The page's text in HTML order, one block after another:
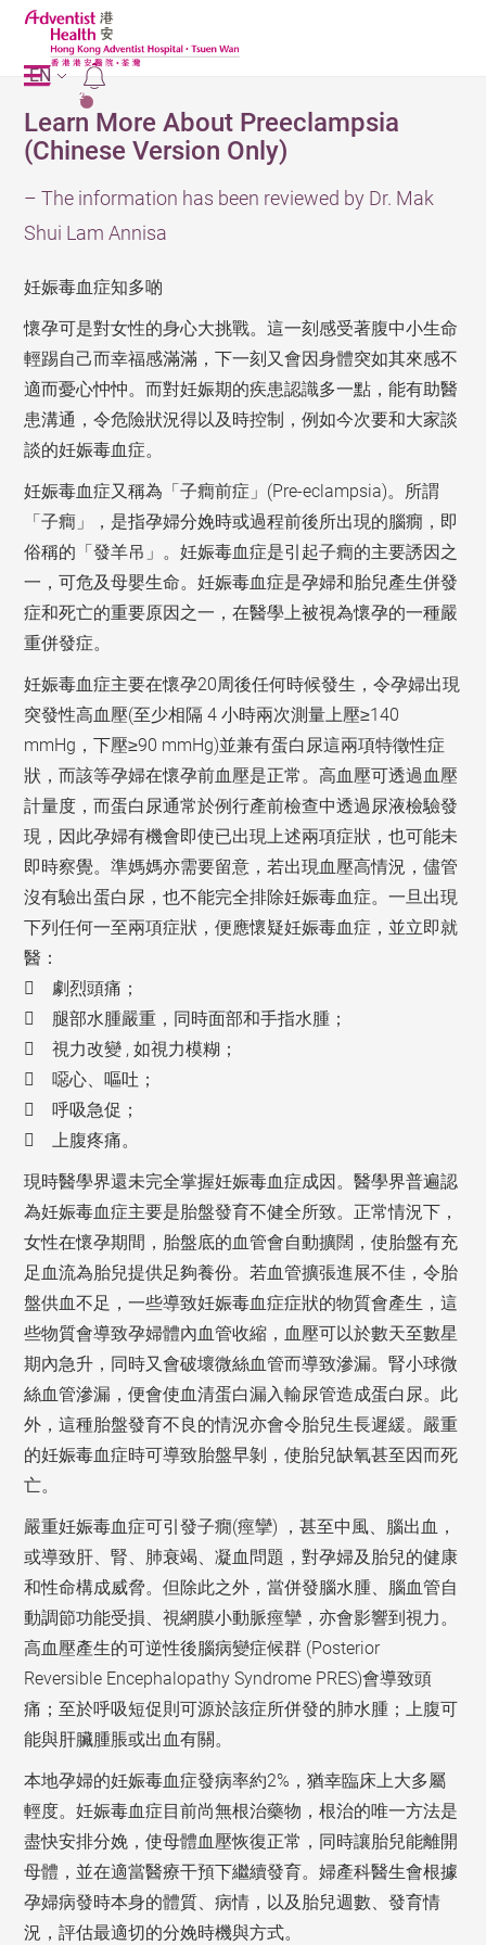
2
EN
Learn More About Preeclampsia
(Chinese Version Only)
– The information has been reviewed by Dr. Mak
Shui Lam Annisa
妊娠毒血症知多啲
懷孕可是對女性的身心大挑戰。這一刻感受著腹中小生命
輕踢自己而幸福感滿滿，下一刻又會因身體突如其來感不
適而憂心忡忡。而對妊娠期的疾患認識多一點，能有助醫
患溝通，令危險狀況得以及時控制，例如今次要和大家談
談的妊娠毒血症。
妊娠毒血症又稱為「子癎前症」(Pre-eclampsia)。所謂
「子癎」，是指孕婦分娩時或過程前後所出現的腦癇，即
俗稱的「發羊吊」。妊娠毒血症是引起子癎的主要誘因之
一，可危及母嬰生命。妊娠毒血症是孕婦和胎兒產生併發
症和死亡的重要原因之一，在醫學上被視為懷孕的一種嚴
重併發症。
妊娠毒血症主要在懷孕20周後任何時候發生，令孕婦出現
突發性高血壓(至少相隔 4 小時兩次測量上壓≥140
mmHg，下壓≥90 mmHg)並兼有蛋白尿這兩項特徵性症
狀，而該等孕婦在懷孕前血壓是正常。高血壓可透過血壓
計量度，而蛋白尿通常於例行產前檢查中透過尿液檢驗發
現，因此孕婦有機會即使已出現上述兩項症狀，也可能未
即時察覺。準媽媽亦需要留意，若出現血壓高情況，儘管
沒有驗出蛋白尿，也不能完全排除妊娠毒血症。一旦出現
下列任何一至兩項症狀，便應懷疑妊娠毒血症，並立即就
醫：
 劇烈頭痛；
 腿部水腫嚴重，同時面部和手指水腫；
 視力改變 , 如視力模糊；
 噁心、嘔吐；
 呼吸急促；
 上腹疼痛。
現時醫學界還未完全掌握妊娠毒血症成因。醫學界普遍認
為妊娠毒血症主要是胎盤發育不健全所致。正常情況下，
女性在懷孕期間，胎盤底的血管會自動擴闊，使胎盤有充
足血流為胎兒提供足夠養份。若血管擴張進展不佳，令胎
盤供血不足，一些導致妊娠毒血症症狀的物質會產生，這
些物質會導致孕婦體內血管收縮，血壓可以於數天至數星
期內急升，同時又會破壞微絲血管而導致滲漏。腎小球微
絲血管滲漏，便會使血清蛋白漏入輸尿管造成蛋白尿。此
外，這種胎盤發育不良的情況亦會令胎兒生長遲緩。嚴重
的妊娠毒血症時可導致胎盤早剝，使胎兒缺氧甚至因而死
亡。
嚴重妊娠毒血症可引發子癇(痙攣) ，甚至中風、腦出血，
或導致肝、腎、肺衰竭、凝血問題，對孕婦及胎兒的健康
和性命構成威脅。但除此之外，當併發腦水腫、腦血管自
動調節功能受損、視網膜小動脈痙攣，亦會影響到視力。
高血壓產生的可逆性後腦病變症候群 (Posterior
Reversible Encephalopathy Syndrome PRES)會導致頭
痛；至於呼吸短促則可源於該症所併發的肺水腫；上腹可
能與肝臟腫脹或出血有關。
本地孕婦的妊娠毒血症發病率約2%，猶幸臨床上大多屬
輕度。妊娠毒血症目前尚無根治藥物，根治的唯一方法是
盡快安排分娩，使母體血壓恢復正常，同時讓胎兒能離開
母體，並在適當醫療干預下繼續發育。婦產科醫生會根據
孕婦病發時本身的體質、病情，以及胎兒週數、發育情
況，評估最適切的分娩時機與方式。